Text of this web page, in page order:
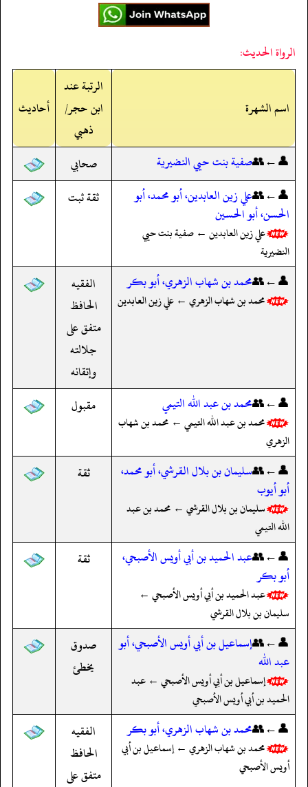
الرواة الحديث:
اسم الشهرة
الرتبة عند
ابن حجر/
ذهبي
أحاديث
👤←👥صفية بنت حيي النضيرية
صحابي
👤←👥علي زين العابدين، أبو محمد، أبو
الحسن، أبو الحسين
علي زين العابدين ← صفية بنت حيي
النضيرية
ثقة ثبت
👤←👥محمد بن شهاب الزهري، أبو بكر
محمد بن شهاب الزهري ← علي زين العابدين
الفقيه
الحافظ
متفق على
جلالته
وإتقانه
👤←👥محمد بن عبد الله التيمي
محمد بن عبد الله التيمي ← محمد بن شهاب
الزهري
مقبول
👤←👥سليمان بن بلال القرشي، أبو محمد،
أبو أيوب
سليمان بن بلال القرشي ← محمد بن عبد
الله التيمي
ثقة
👤←👥عبد الحميد بن أبي أويس الأصبحي،
أبو بكر
عبد الحميد بن أبي أويس الأصبحي ←
سليمان بن بلال القرشي
ثقة
👤←👥إسماعيل بن أبي أويس الأصبحي، أبو
عبد الله
إسماعيل بن أبي أويس الأصبحي ← عبد
الحميد بن أبي أويس الأصبحي
صدوق
يخطئ
👤←👥محمد بن شهاب الزهري، أبو بكر
محمد بن شهاب الزهري ← إسماعيل بن أبي
أويس الأصبحي
الفقيه
الحافظ
متفق على